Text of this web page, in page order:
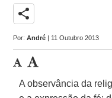
share
Por:André | 11 Outubro 2013
A observância da